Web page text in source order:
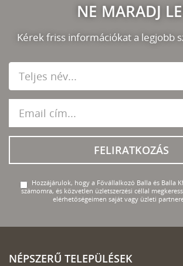
NE MARADJ
Kérek friss információkat a legjobb
FELIRATKOZÁS
Hozzájárulok, hogy a Fővállalkozó Balla és Balla
számomra, és közvetlen üzletszerzési céllal
elérhetőségeimen saját vagy üzleti
NÉPSZERŰ TELEPÜLÉSEK